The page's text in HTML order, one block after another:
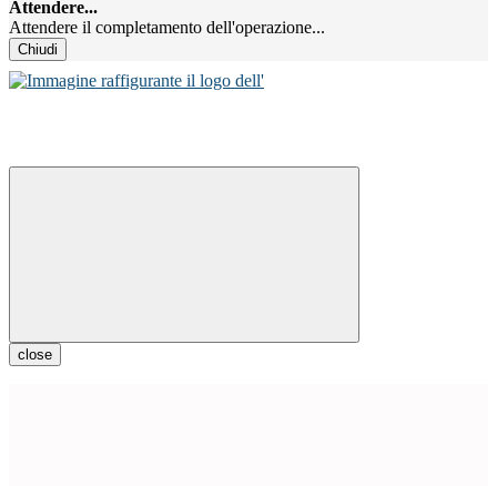
Attendere...
Attendere il completamento dell'operazione...
Chiudi
close